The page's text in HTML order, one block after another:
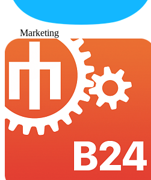
Marketing